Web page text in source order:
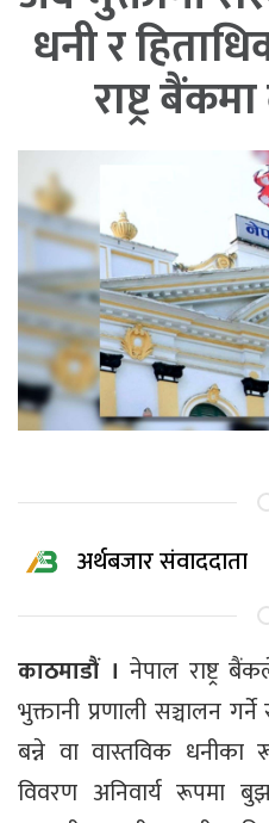
धनी र
राष्ट्र
अर्थबजार संवाददाता
काठमाडौं । नेपाल राष्ट्र
भुक्तानी प्रणाली सञ्चालन
बन्ने वा वास्तविक धनीका
विवरण अनिवार्य रूपमा